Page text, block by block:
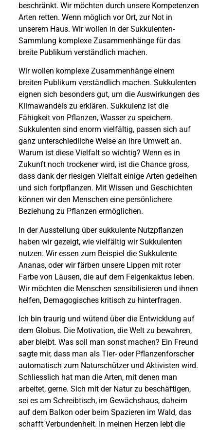
beschränkt. Wir möchten durch unsere Kompetenzen
Arten retten. Wenn möglich vor Ort, zur Not in
unserem Haus. Wir wollen in der Sukkulenten-
Sammlung komplexe Zusammenhänge für das
breite Publikum verständlich machen.
Wir wollen komplexe Zusammenhänge einem
breiten Publikum verständlich machen. Sukkulenten
eignen sich besonders gut, um die Auswirkungen des
Klimawandels zu erklären. Sukkulenz ist die
Fähigkeit von Pflanzen, Wasser zu speichern.
Sukkulenten sind enorm vielfältig, passen sich auf
ganz unterschiedliche Weise an ihre Umwelt an.
Warum ist diese Vielfalt so wichtig? Wenn es in
Zukunft noch trockener wird, ist die Chance gross,
dass dank der riesigen Vielfalt einige Arten gedeihen
und sich fortpflanzen. Mit Wissen und Geschichten
können wir den Menschen eine persönlichere
Beziehung zu Pflanzen ermöglichen.
In der Ausstellung über sukkulente Nutzpflanzen
haben wir gezeigt, wie vielfältig wir Sukkulenten
nutzen. Wir essen zum Beispiel die Sukkulente
Ananas, oder wir färben unsere Lippen mit roter
Farbe von Läusen, die auf dem Feigenkaktus leben.
Wir möchten die Menschen sensibilisieren und ihnen
helfen, Demagogisches kritisch zu hinterfragen.
Ich bin traurig und wütend über die Entwicklung auf
dem Globus. Die Motivation, die Welt zu bewahren,
aber bleibt. Was soll man sonst machen? Ein Freund
sagte mir, dass man als Tier- oder Pflanzenforscher
automatisch zum Naturschützer und Aktivisten wird.
Schliesslich hat man die Arten, mit denen man
arbeitet, gerne. Sich mit der Natur zu beschäftigen,
sei es am Schreibtisch, im Gewächshaus, daheim
auf dem Balkon oder beim Spazieren im Wald, das
schafft Verbundenheit. In meinen Herzen lebt die